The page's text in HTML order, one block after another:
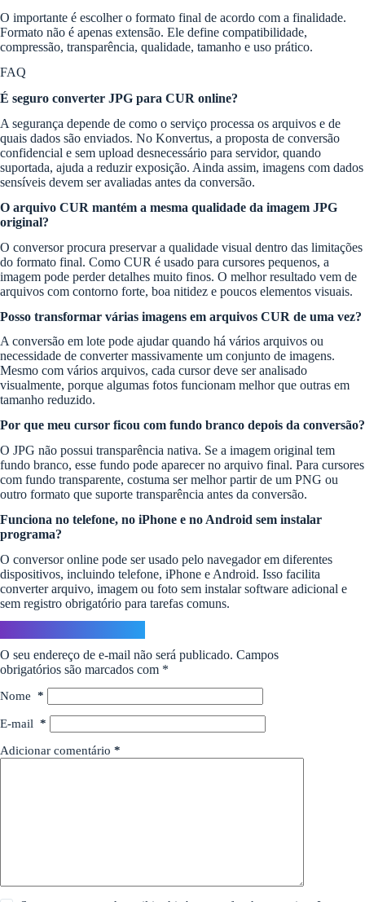
O importante é escolher o formato final de acordo com a finalidade.
Formato não é apenas extensão. Ele define compatibilidade,
compressão, transparência, qualidade, tamanho e uso prático.
FAQ
É seguro converter JPG para CUR online?
A segurança depende de como o serviço processa os arquivos e de
quais dados são enviados. No Konvertus, a proposta de conversão
confidencial e sem upload desnecessário para servidor, quando
suportada, ajuda a reduzir exposição. Ainda assim, imagens com dados
sensíveis devem ser avaliadas antes da conversão.
O arquivo CUR mantém a mesma qualidade da imagem JPG
original?
O conversor procura preservar a qualidade visual dentro das limitações
do formato final. Como CUR é usado para cursores pequenos, a
imagem pode perder detalhes muito finos. O melhor resultado vem de
arquivos com contorno forte, boa nitidez e poucos elementos visuais.
Posso transformar várias imagens em arquivos CUR de uma vez?
A conversão em lote pode ajudar quando há vários arquivos ou
necessidade de converter massivamente um conjunto de imagens.
Mesmo com vários arquivos, cada cursor deve ser analisado
visualmente, porque algumas fotos funcionam melhor que outras em
tamanho reduzido.
Por que meu cursor ficou com fundo branco depois da conversão?
O JPG não possui transparência nativa. Se a imagem original tem
fundo branco, esse fundo pode aparecer no arquivo final. Para cursores
com fundo transparente, costuma ser melhor partir de um PNG ou
outro formato que suporte transparência antes da conversão.
Funciona no telefone, no iPhone e no Android sem instalar
programa?
O conversor online pode ser usado pelo navegador em diferentes
dispositivos, incluindo telefone, iPhone e Android. Isso facilita
converter arquivo, imagem ou foto sem instalar software adicional e
sem registro obrigatório para tarefas comuns.
O seu endereço de e-mail não será publicado. Campos
obrigatórios são marcados com *
Nome *
E-mail *
Adicionar comentário *